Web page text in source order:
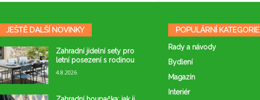
JEŠTĚ DALŠÍ NOVINKY
Zahradní jídelní sety pro
letní posezení s rodinou
4.8.2026
POPULÁRNÍ KATEGORIE
Rady a návody
Bydlení
Magazín
Interiér